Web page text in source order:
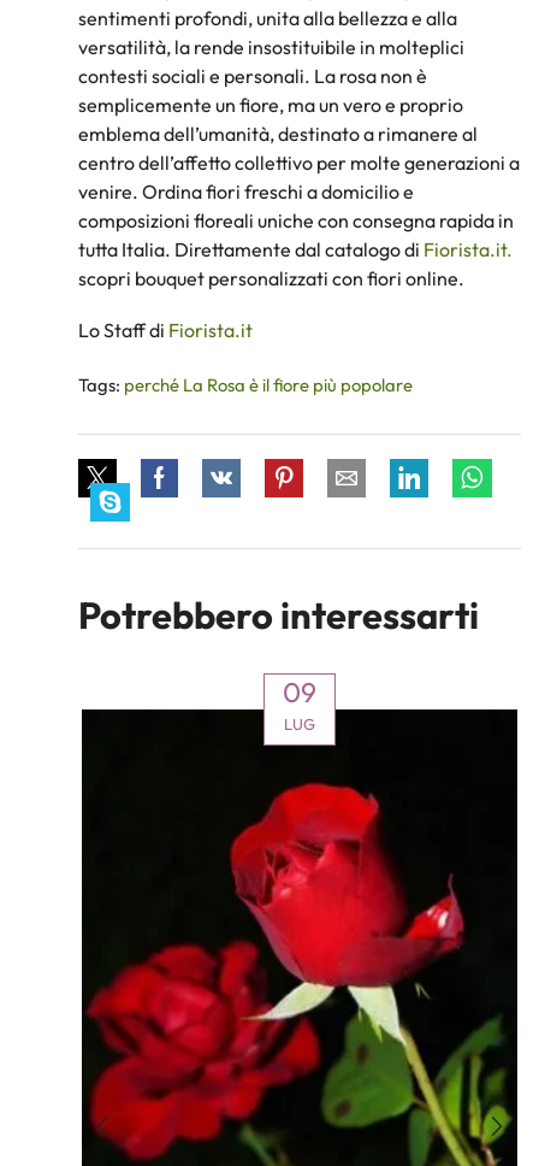
sentimenti profondi, unita alla bellezza e alla
versatilità, la rende insostituibile in molteplici
contesti sociali e personali. La rosa non è
semplicemente un fiore, ma un vero e proprio
emblema dell’umanità, destinato a rimanere al
centro dell’affetto collettivo per molte generazioni a
venire. Ordina fiori freschi a domicilio e
composizioni floreali uniche con consegna rapida in
tutta Italia. Direttamente dal catalogo di Fiorista.it.
scopri bouquet personalizzati con fiori online.
Lo Staff di Fiorista.it
Tags: perché La Rosa è il fiore più popolare
Potrebbero interessarti
09
LUG